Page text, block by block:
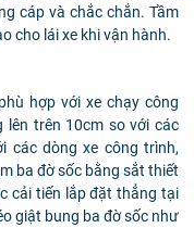
cáp và chắc chắn. Tầm
cho lái xe khi vận hành.
hợp với xe chạy công
lên trên 10cm so với các
các dòng xe công trình,
ba đờ sốc bằng sắt thiết
cải tiến lắp đặt thẳng tại
giật bung ba đờ sốc như